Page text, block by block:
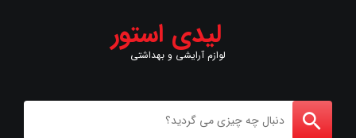
لیدی استور
لوازم آرایشی و بهداشتی